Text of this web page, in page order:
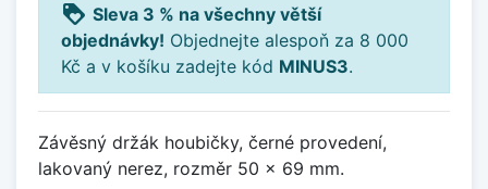
loyalty Sleva 3 % na všechny větší
objednávky! Objednejte alespoň za 8 000
Kč a v košíku zadejte kód MINUS3.
Závěsný držák houbičky, černé provedení,
lakovaný nerez, rozměr 50 x 69 mm.